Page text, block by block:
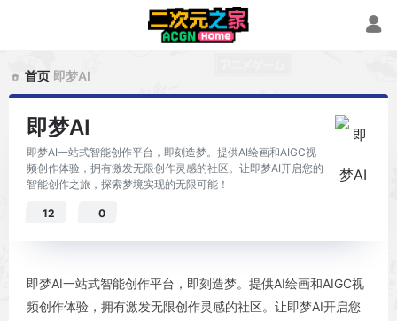
首页 即梦AI
即梦AI
即梦AI一站式智能创作平台，即刻造梦。提供AI绘画和AIGC视
频创作体验，拥有激发无限创作灵感的社区。让即梦AI开启您的
智能创作之旅，探索梦境实现的无限可能！
12 0
即梦AI一站式智能创作平台，即刻造梦。提供AI绘画和AIGC视
频创作体验，拥有激发无限创作灵感的社区。让即梦AI开启您